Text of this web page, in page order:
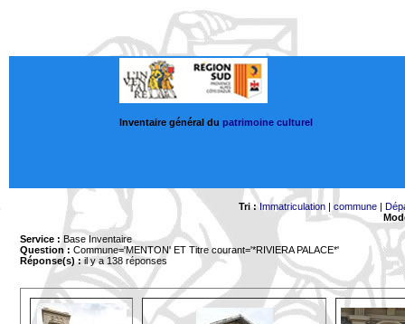
Inventaire général du patrimoine culturel
Tri : Immatriculation |commune |
Service : Base Inventaire
Question : Commune='MENTON' ET Titre courant='*RIVIERA PALACE*'
Réponse(s) :il y a 138 réponses